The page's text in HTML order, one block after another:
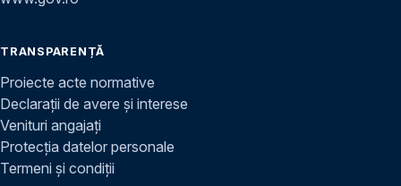
TRANSPARENȚĂ
Proiecte acte normative
Declarații de avere și interese
Venituri angajați
Protecția datelor personale
Termeni și condiții